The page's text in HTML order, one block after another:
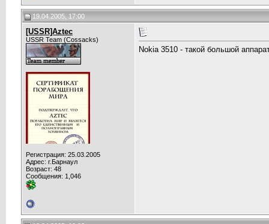
19.04.2005, 17:00
[USSR]Aztec
USSR Team (Cossacks)
Регистрация: 25.03.2005
Адрес: г.Барнаул
Возраст: 48
Сообщения: 1,046
Nokia 3510 - такой большой